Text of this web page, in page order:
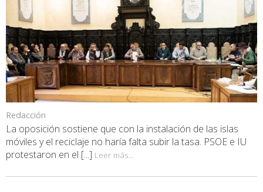
Redacción
La oposición sostiene que con la instalación de las islas
móviles y el reciclaje no haría falta subir la tasa. PSOE e IU
protestaron en el [...] Leer más...